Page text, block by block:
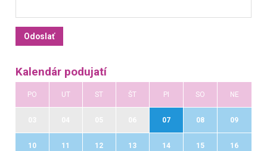
Kalendár podujatí
PO UT ST ŠT PI SO NE
07 08 09
10 11 12 13 14 15 16